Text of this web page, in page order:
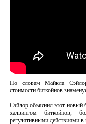
По словам Майкла
стоимости биткойнов
Сэйлор объяснил этот новый
халвингом биткойнов,
регулятивными действиями в